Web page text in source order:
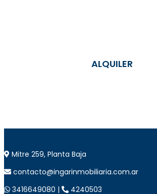
ALQUILER
Mitre 259, Planta Baja
contacto@ingarinmobiliaria.com.ar
3416649080 |
4240503